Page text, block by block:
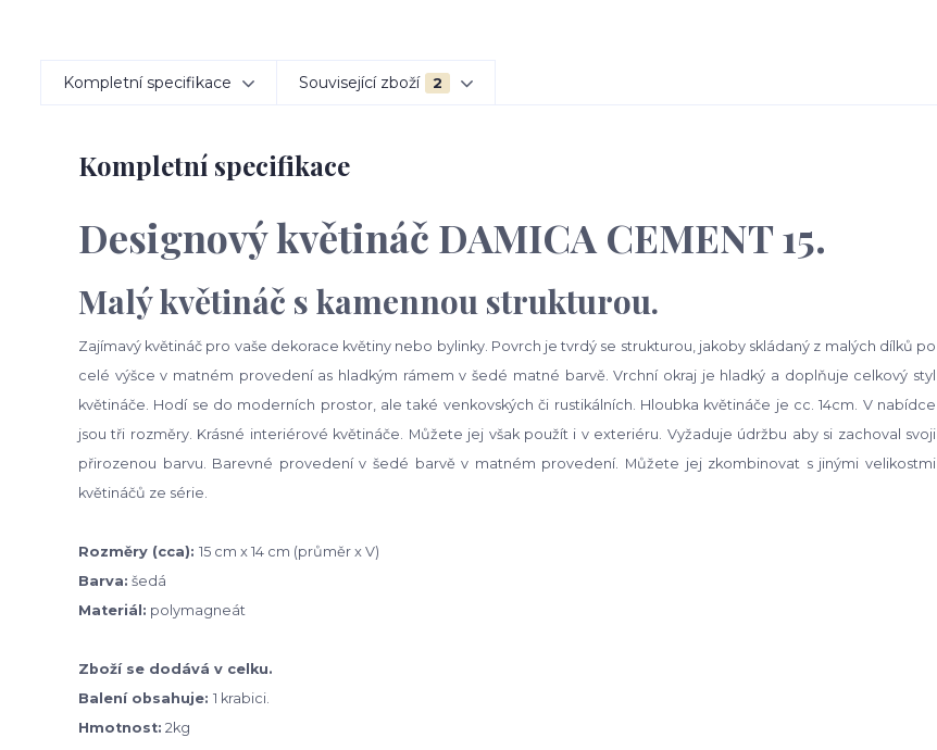
Kompletní specifikace Související zboží 2
Kompletní specifikace
Designový květináč DAMICA CEMENT 15.
Malý květináč s kamennou strukturou.
Zajímavý květináč pro vaše dekorace květiny nebo bylinky. Povrch je tvrdý se strukturou, jakoby skládaný z malých dílků po
celé výšce v matném provedení as hladkým rámem v šedé matné barvě. Vrchní okraj je hladký a doplňuje celkový styl
květináče. Hodí se do moderních prostor, ale také venkovských či rustikálních. Hloubka květináče je cc. 14cm. V nabídce
jsou tři rozměry. Krásné interiérové ​​květináče. Můžete jej však použít i v exteriéru. Vyžaduje údržbu aby si zachoval svoji
přirozenou barvu. Barevné provedení v šedé barvě v matném provedení. Můžete jej zkombinovat s jinými velikostmi
květináčů ze série.
Rozměry (cca): 15 cm x 14 cm (průměr x V)
Barva: šedá
Materiál: polymagneát
Zboží se dodává v celku.
Balení obsahuje: 1 krabici.
Hmotnost: 2kg